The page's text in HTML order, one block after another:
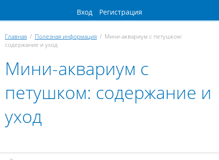
Вход
Регистрация
Вы здесь
Главная / Полезная информация / Мини-аквариум с петушком:
содержание и уход
Мини-аквариум с
петушком: содержание и
уход